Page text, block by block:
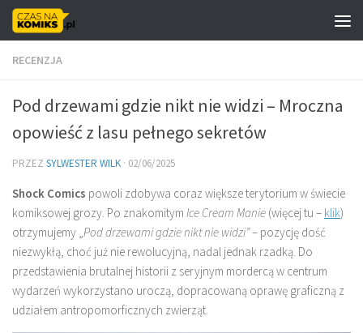
Skip to content
RECENZJA
Pod drzewami gdzie nikt nie widzi – Mroczna
opowieść z lasu pełnego sekretów
PRZEZ SYLWESTER WILK · 02/06/2025
Shock Comics powoli zdobywa coraz większe terytorium w świecie
komiksowej grozy. Po znakomitym Ice Cream Manie (więcej tu – klik)
otrzymujemy „Pod drzewami gdzie nikt nie widzi”– pozycję dość
niezwykłą, choć już nie rewolucyjną, nadal jednak rzadką. Do
przedstawienia brutalnej historii z seryjnym mordercą w centrum
wydarzeń wykorzystano uroczą, dopracowaną oprawę graficzną z
udziałem antropomorficznych zwierząt.